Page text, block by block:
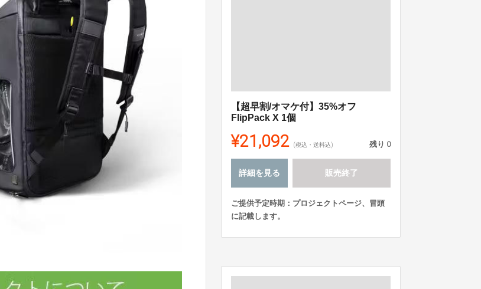
【超早割/オマケ付】35%オフ
FlipPack X 1個
¥21,092 (税込・送料込) 残り 0
詳細を見る 販売終了
ご提供予定時期：プロジェクトページ、冒頭
に記載します。